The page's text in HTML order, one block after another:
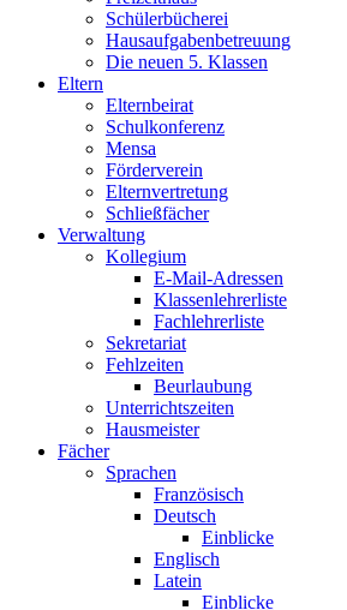
Schülerbücherei
Hausaufgabenbetreuung
Die neuen 5. Klassen
Eltern
Elternbeirat
Schulkonferenz
Mensa
Förderverein
Elternvertretung
Schließfächer
Verwaltung
Kollegium
E-Mail-Adressen
Klassenlehrerliste
Fachlehrerliste
Sekretariat
Fehlzeiten
Beurlaubung
Unterrichtszeiten
Hausmeister
Fächer
Sprachen
Französisch
Deutsch
Einblicke
Englisch
Latein
Einblicke